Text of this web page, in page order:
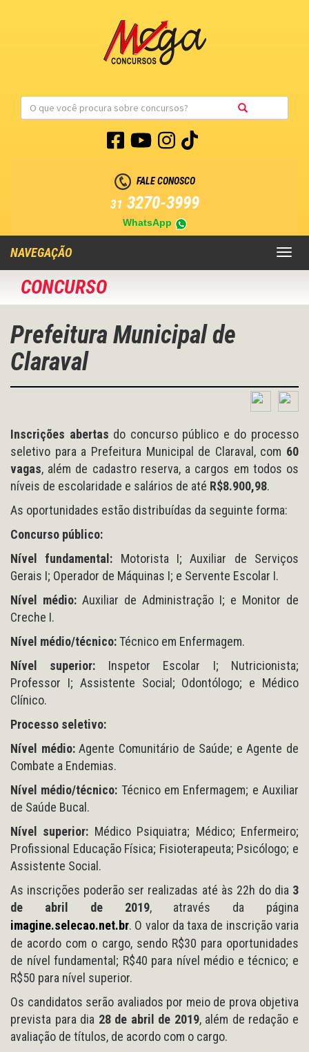
FALE CONOSCO
31 3270-3999
WhatsApp
Toggle
NAVEGAÇÃO
CONCURSO
Prefeitura Municipal de
Claraval
Inscrições abertas do concurso público e do processo
seletivo para a Prefeitura Municipal de Claraval, com 60
vagas, além de cadastro reserva, a cargos em todos os
níveis de escolaridade e salários de até R$8.900,98.
As oportunidades estão distribuídas da seguinte forma:
Concurso público:
Nível fundamental: Motorista I; Auxiliar de Serviços
Gerais I; Operador de Máquinas I; e Servente Escolar I.
Nível médio: Auxiliar de Administração I; e Monitor de
Creche I.
Nível médio/técnico:Técnico em Enfermagem.
Nível superior: Inspetor Escolar I; Nutricionista;
Professor I; Assistente Social; Odontólogo; e Médico
Clínico.
Processo seletivo:
Nível médio:Agente Comunitário de Saúde; e Agente de
Combate a Endemias.
Nível médio/técnico: Técnico em Enfermagem; e Auxiliar
de Saúde Bucal.
Nível superior: Médico Psiquiatra; Médico; Enfermeiro;
Profissional Educação Física; Fisioterapeuta; Psicólogo; e
Assistente Social.
As inscrições poderão ser realizadas até às 22h do dia 3
de abril de 2019, através da página
imagine.selecao.net.br. O valor da taxa de inscrição varia
de acordo com o cargo, sendo R$30 para oportunidades
de nível fundamental; R$40 para nível médio e técnico; e
R$50 para nível superior.
Os candidatos serão avaliados por meio de prova objetiva
prevista para dia 28 de abril de 2019, além de redação e
avaliação de títulos, de acordo com o cargo.